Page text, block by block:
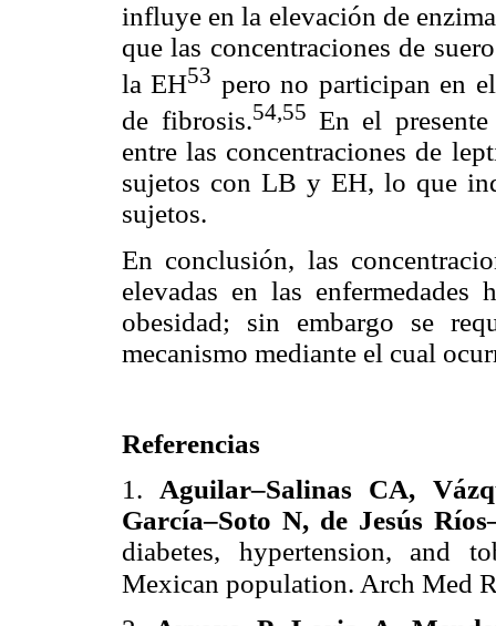
influye en la elevación de
que las concentraciones de
la EH53 pero no participan en
de fibrosis.54,55 En el
entre las concentraciones de
sujetos con LB y EH, lo que
sujetos.
En conclusión, las
elevadas en las
obesidad; sin embargo se
mecanismo mediante el cual
Referencias
1.
Aguilar–Salinas CA,
García–Soto N, de Jesús
diabetes, hypertension, and
Mexican population. Arch Med